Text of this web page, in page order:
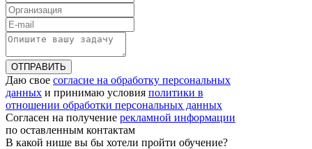
ОТПРАВИТЬ
Даю свое согласие на обработку персональных
данных и принимаю условия политики в
отношении обработки персональных данных
Согласен на получение рекламной информации
по оставленным контактам
В какой нише вы бы хотели пройти обучение?